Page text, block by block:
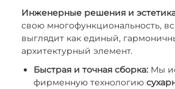
Инженерные решения и
свою многофункциональность,
выглядит как единый,
архитектурный элемент.
Быстрая и точная сборка: Мы
фирменную технологию